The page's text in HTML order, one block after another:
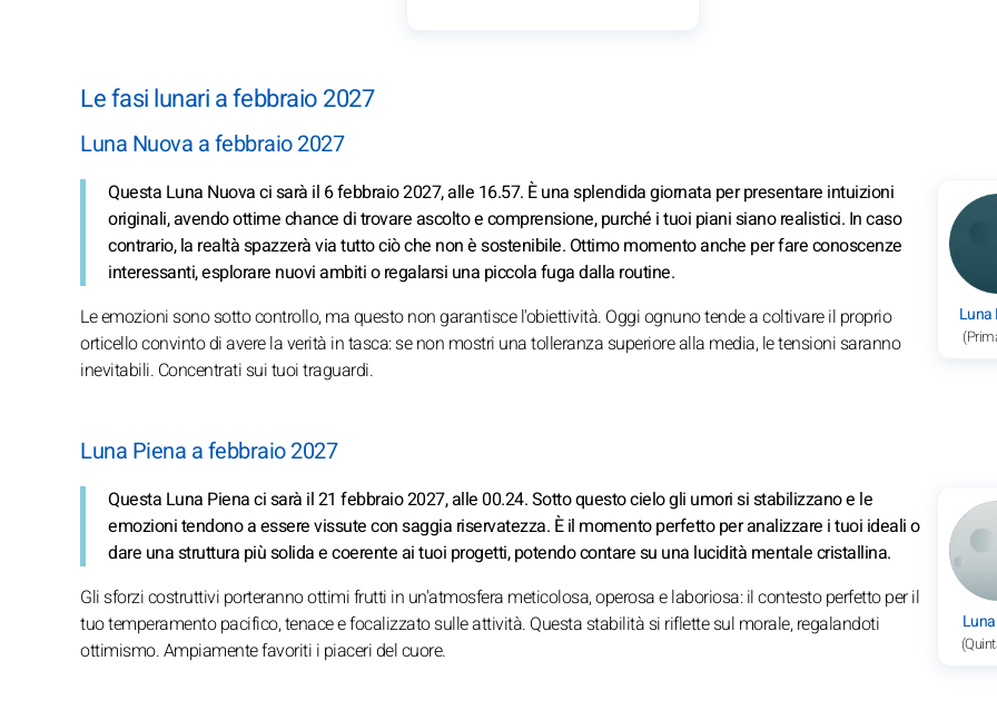
Le fasi lunari a febbraio 2027
Luna Nuova a febbraio 2027
Luna
Questa Luna Nuova ci sarà il 6 febbraio 2027, alle 16.57. È una splendida giornata per presentare intuizioni
originali, avendo ottime chance di trovare ascolto e comprensione, purché i tuoi piani siano realistici. In caso
contrario, la realtà spazzerà via tutto ciò che non è sostenibile. Ottimo momento anche per fare conoscenze
interessanti, esplorare nuovi ambiti o regalarsi una piccola fuga dalla routine.
Le emozioni sono sotto controllo, ma questo non garantisce l'obiettività. Oggi ognuno tende a coltivare il proprio
orticello convinto di avere la verità in tasca: se non mostri una tolleranza superiore alla media, le tensioni saranno
inevitabili. Concentrati sui tuoi traguardi.
Luna Piena a febbraio 2027
Questa Luna Piena ci sarà il 21 febbraio 2027, alle 00.24. Sotto questo cielo gli umori si stabilizzano e le
emozioni tendono a essere vissute con saggia riservatezza. È il momento perfetto per analizzare i tuoi ideali o
dare una struttura più solida e coerente ai tuoi progetti, potendo contare su una lucidità mentale cristallina.
Gli sforzi costruttivi porteranno ottimi frutti in un'atmosfera meticolosa, operosa e laboriosa: il contesto perfetto per il
tuo temperamento pacifico, tenace e focalizzato sulle attività. Questa stabilità si riflette sul morale, regalandoti
ottimismo. Ampiamente favoriti i piaceri del cuore.